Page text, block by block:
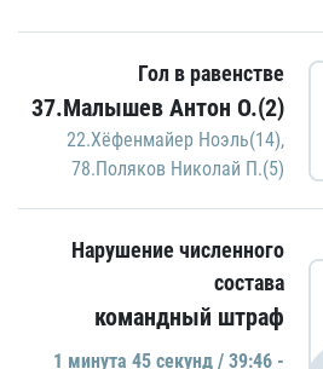
Гол в равенстве
37.Малышев Антон О.(2)
22.Хёфенмайер Ноэль(14),
78.Поляков Николай П.(5)
Нарушение численного
состава
командный штраф
1 минутa 45 секунд / 39:46 -